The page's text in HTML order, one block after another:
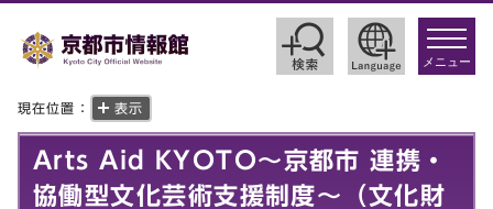
toggle
メニュー
現在位置： 表示
Arts Aid KYOTO～京都市 連携・
協働型文化芸術支援制度～（文化財